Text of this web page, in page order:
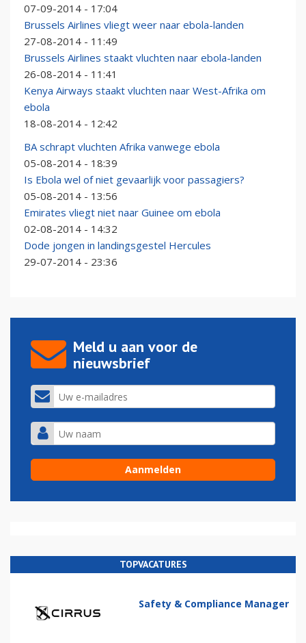
07-09-2014 - 17:04
Brussels Airlines vliegt weer naar ebola-landen
27-08-2014 - 11:49
Brussels Airlines staakt vluchten naar ebola-landen
26-08-2014 - 11:41
Kenya Airways staakt vluchten naar West-Afrika om
ebola
18-08-2014 - 12:42
BA schrapt vluchten Afrika vanwege ebola
05-08-2014 - 18:39
Is Ebola wel of niet gevaarlijk voor passagiers?
05-08-2014 - 13:56
Emirates vliegt niet naar Guinee om ebola
02-08-2014 - 14:32
Dode jongen in landingsgestel Hercules
29-07-2014 - 23:36
Meld u aan voor de
nieuwsbrief
TOPVACATURES
Safety & Compliance Manager